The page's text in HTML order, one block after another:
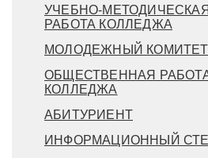
УЧЕБНО-МЕТОДИЧЕСКАЯ
РАБОТА КОЛЛЕДЖА
МОЛОДЕЖНЫЙ КОМИТЕТ
ОБЩЕСТВЕННАЯ
КОЛЛЕДЖА
АБИТУРИЕНТ
ИНФОРМАЦИОННЫЙ